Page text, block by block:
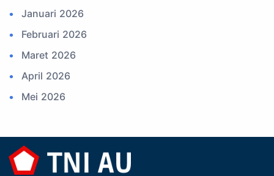
21. Latihan TNI AU
24. Operasi TNI AU
25. Agenda PIA Ardhya Garini
Januari 2026
Februari 2026
Maret 2026
April 2026
Mei 2026
Juli 2026
Agustus 2026